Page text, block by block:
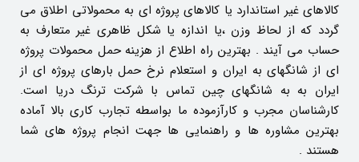
کالاهای غیر استاندارد یا کالاهای پروژه ای به محمولاتی اطلاق می
گردد که از لحاظ وزن ،یا اندازه یا شکل ظاهری غیر متعارف به
حساب می آیند . بهترین راه اطلاع از هزینه حمل محمولات پروژه
ای از شانگهای به ایران و استعلام نرخ حمل بارهای پروژه ای از
ایران به به شانگهای چین تماس با شرکت ترنگ دریا است.
کارشناسان مجرب و کارآزموده ما بواسطه تجارب کاری بالا آماده
بهترین مشاوره ها و راهنمایی ها جهت انجام پروژه های شما
هستند .